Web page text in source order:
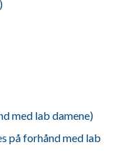
med lab damene)
på forhånd med lab